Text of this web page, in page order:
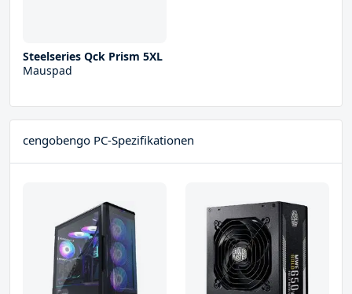
Steelseries Qck Prism 5XL
Mauspad
cengobengo PC-Spezifikationen